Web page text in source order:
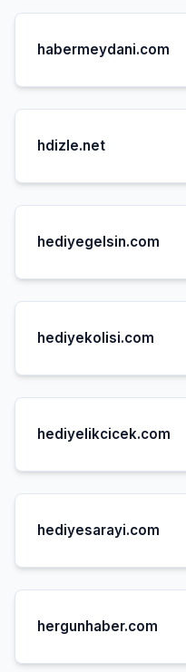
habermeydani.com
hdizle.net
hediyegelsin.com
hediyekolisi.com
hediyelikcicek.com
hediyesarayi.com
hergunhaber.com